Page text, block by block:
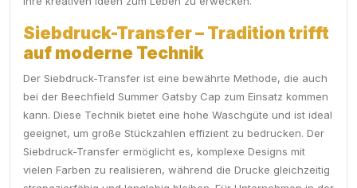
Siebdruck-Transfer – Tradition trifft
auf moderne Technik
Der Siebdruck-Transfer ist eine bewährte Methode, die auch
bei der Beechfield Summer Gatsby Cap zum Einsatz kommen
kann. Diese Technik bietet eine hohe Waschgüte und ist ideal
geeignet, um große Stückzahlen effizient zu bedrucken. Der
Siebdruck-Transfer ermöglicht es, komplexe Designs mit
vielen Farben zu realisieren, während die Drucke gleichzeitig